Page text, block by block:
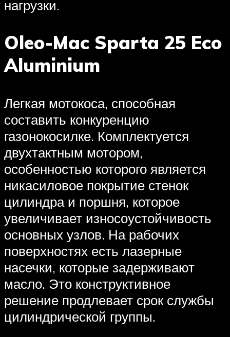
нагрузки.
Oleo-Mac Sparta 25 Eco
Aluminium
Легкая мотокоса, способная
составить конкуренцию
газонокосилке. Комплектуется
двухтактным мотором,
особенностью которого является
никасиловое покрытие стенок
цилиндра и поршня, которое
увеличивает износоустойчивость
основных узлов. На рабочих
поверхностях есть лазерные
насечки, которые задерживают
масло. Это конструктивное
решение продлевает срок службы
цилиндрической группы.